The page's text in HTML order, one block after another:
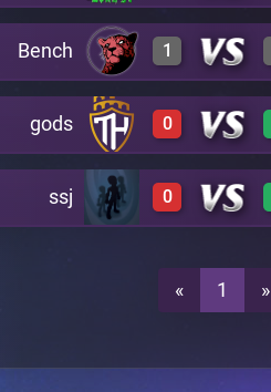
0 A29
2 A29
3 A29
Bench 1
3 A29
gods 0
0 A29
A29
ssj 0
A29
« 1 »